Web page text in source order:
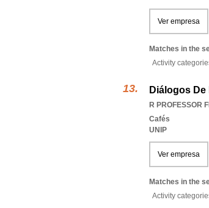
Ver empresa
Matches in the
Activity
Diálogos
R PROFESSOR
Cafés
UNIP
Ver empresa
Matches in the
Activity